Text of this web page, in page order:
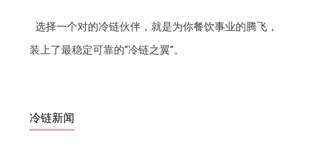
选择一个对的冷链伙伴，就是为你餐饮事业的腾飞，
装上了最稳定可靠的“冷链之翼”。
冷链新闻